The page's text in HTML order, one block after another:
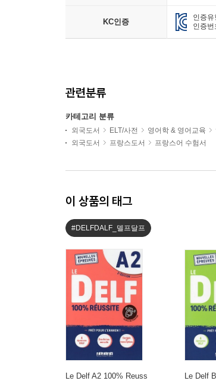
KC인증
인증유
인증번
관련분류
카테고리 분류
외국도서 ELT/사전 영어학 & 영어교육
외국도서
프랑스도서 프랑스어 수험서
이 상품의 태그
#DELFDALF_델프달프
Le Delf A2 100% Reuss
Le Delf